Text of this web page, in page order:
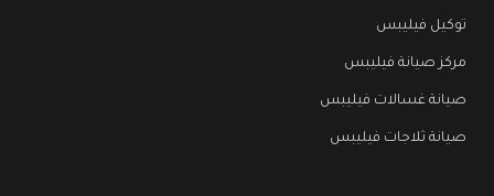
توكيل فيليبس
مركز صيانة فيليبس
صيانة غسالات فيليبس
صيانة ثلاجات فيليبس